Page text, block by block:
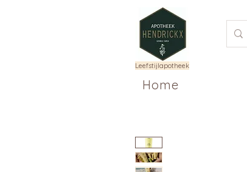
Home
Leefstijlapotheek